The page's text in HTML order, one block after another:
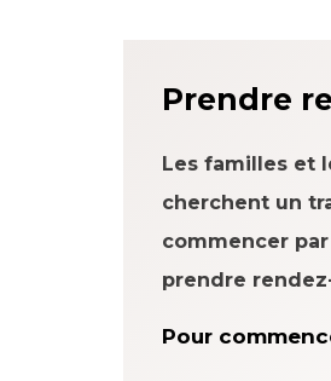
Prendre
Les familles et
cherchent un
commencer
prendre
Pour